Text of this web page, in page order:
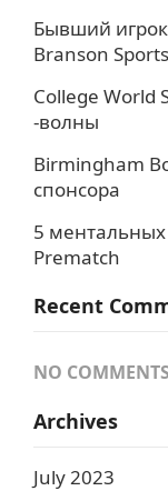
Бывший
Branson
College World
-волны
Birmingham
спонсора
5
Prematch
Recent
NO
Archives
July 2023